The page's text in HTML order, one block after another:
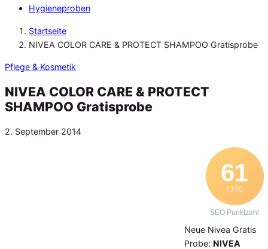
Hygieneproben
Startseite
NIVEA COLOR CARE & PROTECT SHAMPOO Gratisprobe
Pflege & Kosmetik
NIVEA COLOR CARE & PROTECT
SHAMPOO Gratisprobe
Veröffentlicht
2. September 2014
61
/ 100
SEO Punktzahl
Neue Nivea Gratis
Probe: NIVEA